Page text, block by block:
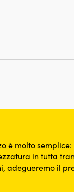
è molto
in tutta
adegueremo il